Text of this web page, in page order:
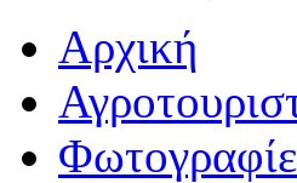
Αρχική